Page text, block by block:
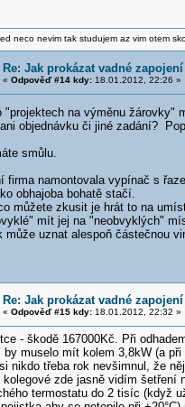
neco nevim tak studujem az vim otem
Re: Jak prokázat vadné
« Odpověď #14 kdy:18.01.2012, 22:26 »
"projektech na výměnu
objednávku či jiné zadání?
smůlu.
firma namontovala vypínač s
obhajoba bohatě stačí.
můžete zkusit je hrát to na
mít jej na "neobvyklých"
může uznat alespoň částečnou
Re: Jak prokázat vadné
« Odpověď #15 kdy:18.01.2012, 22:32 »
- škodě 167000Kč. Při
by muselo mít kolem 3,8kW (a
nikdo třeba rok nevšimnul, že
kolegové zde jasně vidím šetření
termostatu do 2 tisíc (když